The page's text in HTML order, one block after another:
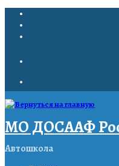
МО ДОСААФ
Автошкола